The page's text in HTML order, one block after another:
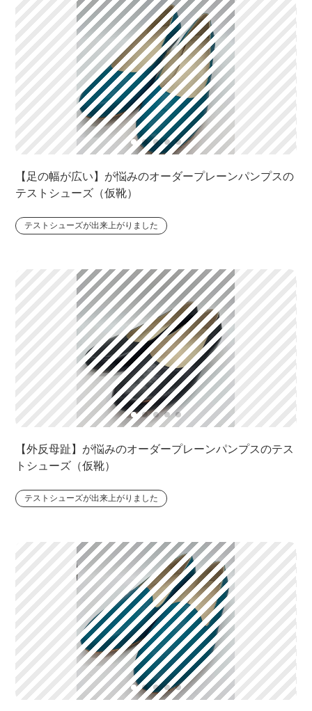
【足の幅が広い】が悩みのオーダープレーンパンプスの
テストシューズ（仮靴）
テストシューズが出来上がりました
【外反母趾】が悩みのオーダープレーンパンプスのテス
トシューズ（仮靴）
テストシューズが出来上がりました